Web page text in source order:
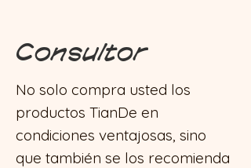
Consultor
No solo compra usted los
productos TianDe en
condiciones ventajosas, sino
que también se los recomienda